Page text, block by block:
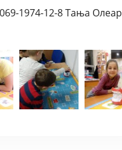
1974-12-8 Тања Олеар